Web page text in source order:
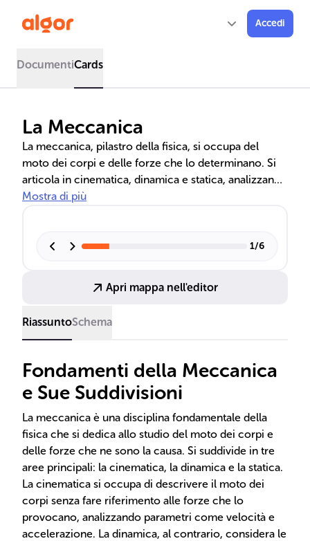
Accedi
DocumentiCards
La Meccanica
La meccanica, pilastro della fisica, si occupa del
moto dei corpi e delle forze che lo determinano. Si
articola in cinematica, dinamica e statica, analizzando
velocità, accelerazione e condizioni di equilibrio.
sistemi meccanici complessi.
Mostra di più
1/6
Apri mappa nell'editor
RiassuntoSchema
Fondamenti della Meccanica
e Sue Suddivisioni
La meccanica è una disciplina fondamentale della
fisica che si dedica allo studio del moto dei corpi e
delle forze che ne sono la causa. Si suddivide in tre
aree principali: la cinematica, la dinamica e la statica.
La cinematica si occupa di descrivere il moto dei
corpi senza fare riferimento alle forze che lo
provocano, analizzando parametri come velocità e
accelerazione. La dinamica, al contrario, considera le